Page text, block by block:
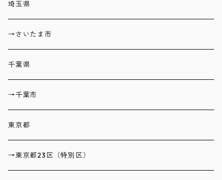
埼玉県
→さいたま市
千葉県
→千葉市
東京都
→東京都23区（特別区）